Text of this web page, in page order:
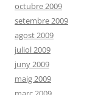
octubre 2009
setembre 2009
agost 2009
juliol 2009
juny 2009
maig 2009